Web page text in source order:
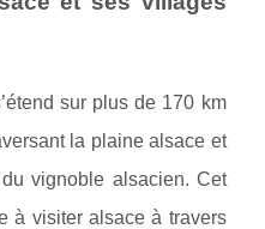
sur plus de 170 km
la plaine alsace et
vignoble alsacien. Cet
à visiter alsace à travers